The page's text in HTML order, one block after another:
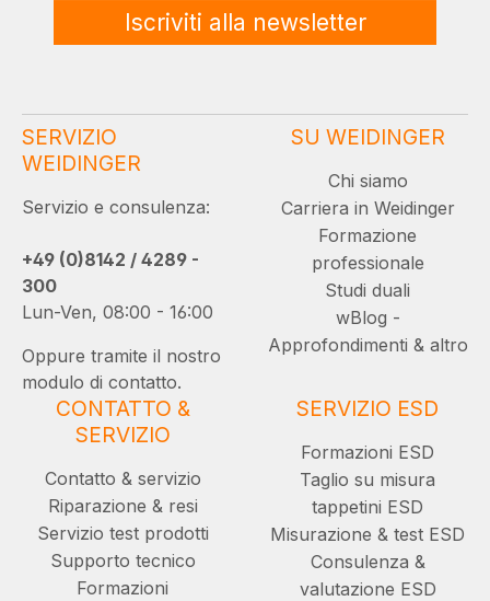
Iscriviti alla newsletter
SERVIZIO
WEIDINGER
Servizio e consulenza:
+49 (0)8142 / 4289 -
300
Lun-Ven, 08:00 - 16:00
Oppure tramite il nostro
modulo di contatto.
SU WEIDINGER
Chi siamo
Carriera in Weidinger
Formazione
professionale
Studi duali
wBlog -
Approfondimenti & altro
CONTATTO &
SERVIZIO
Contatto & servizio
Riparazione & resi
Servizio test prodotti
Supporto tecnico
Formazioni
SERVIZIO ESD
Formazioni ESD
Taglio su misura
tappetini ESD
Misurazione & test ESD
Consulenza &
valutazione ESD